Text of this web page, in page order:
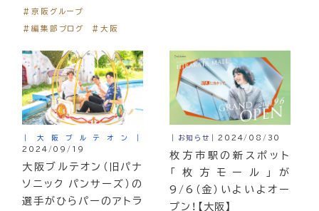
＃京阪グループ
＃編集部ブログ
＃大阪
｜大阪ブルテオン｜
2024/09/19
大阪ブルテオン（旧パナ
ソニック パンサーズ）の
選手がひらパーのアトラ
｜お知らせ｜2024/08/30
枚方市駅の新スポット
「枚方モール」が
9/6（金）いよいよオー
プン！【大阪】